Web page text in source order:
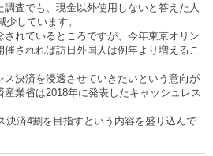
査でも、現金以外使用しないと答えた人
しています。
れているところですが、今年東京オリン
されれば訪日外国人は例年より増えるこ
ス決済を浸透させていきたいという意向が
業省は2018年に発表したキャッシュレス
決済4割を目指すという内容を盛り込んで